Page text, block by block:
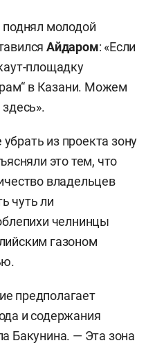
поднял молодой
Айдаром: «Если
площадку
в Казани. Можем
из проекта зону
это тем, что
владельцев
чуть ли
челнинцы
газоном
предполагает
и содержания
Бакунина. — Эта зона